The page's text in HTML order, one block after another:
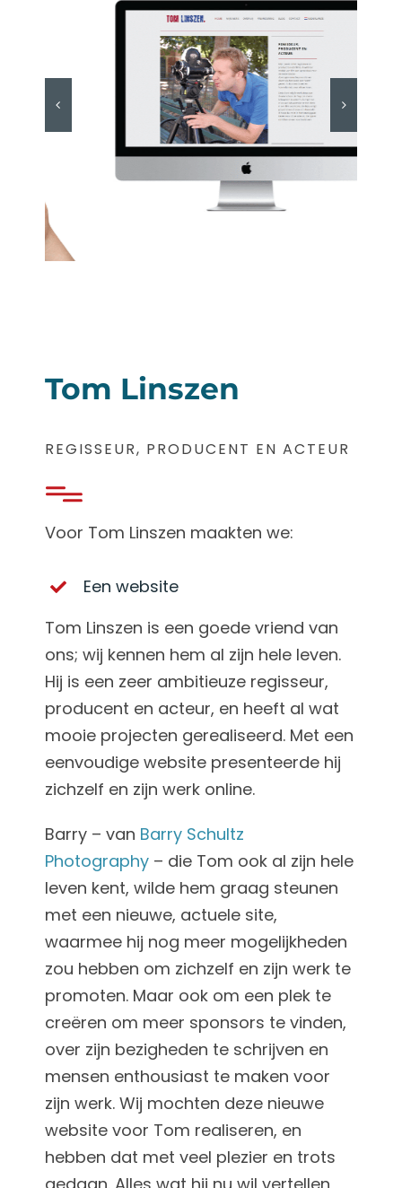
Tom Linszen
REGISSEUR, PRODUCENT EN ACTEUR
Voor Tom Linszen maakten we:
Een website
Tom Linszen is een goede vriend van
ons; wij kennen hem al zijn hele leven.
Hij is een zeer ambitieuze regisseur,
producent en acteur, en heeft al wat
mooie projecten gerealiseerd. Met een
eenvoudige website presenteerde hij
zichzelf en zijn werk online.
Barry – van Barry Schultz
Photography– die Tom ook al zijn hele
leven kent, wilde hem graag steunen
met een nieuwe, actuele site,
waarmee hij nog meer mogelijkheden
zou hebben om zichzelf en zijn werk te
promoten. Maar ook om een plek te
creëren om meer sponsors te vinden,
over zijn bezigheden te schrijven en
mensen enthousiast te maken voor
zijn werk. Wij mochten deze nieuwe
website voor Tom realiseren, en
hebben dat met veel plezier en trots